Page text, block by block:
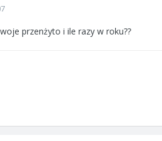
przenżyto i ile razy w roku??